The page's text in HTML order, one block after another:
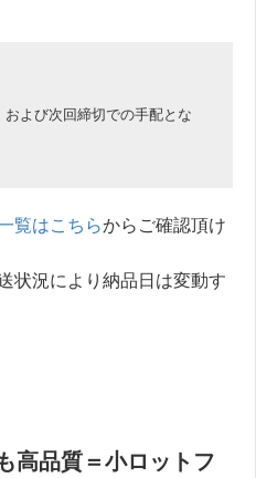
よび次回締切での手配とな
覧はこちらからご確認頂け
状況により納品日は変動す
高品質＝小ロットフ